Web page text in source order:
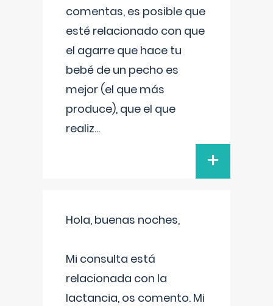
comentas, es posible que
esté relacionado con que
el agarre que hace tu
bebé de un pecho es
mejor (el que más
produce), que el que
realiz...
+
Hola, buenas noches,
Mi consulta está
relacionada con la
lactancia, os comento. Mi